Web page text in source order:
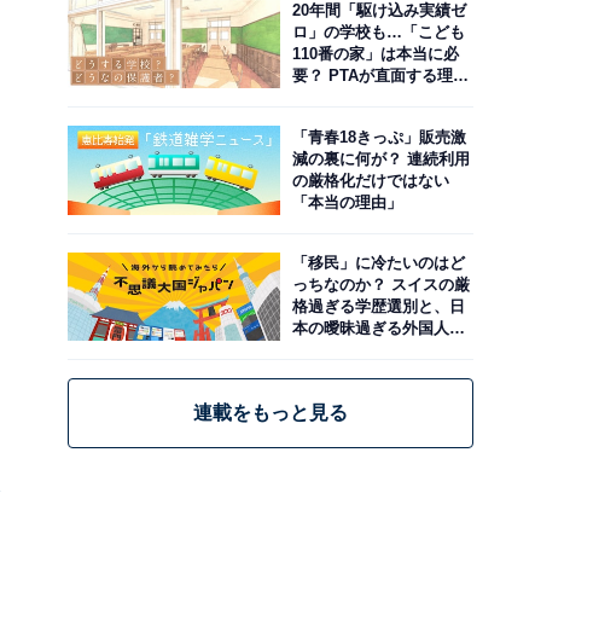
20年間「駆け込み実績ゼ
ロ」の学校も…「こども
110番の家」は本当に必
要？ PTAが直面する理想
「青春18きっぷ」販売激
減の裏に何が？ 連続利用
の厳格化だけではない
「本当の理由」
「移民」に冷たいのはど
っちなのか？ スイスの厳
格過ぎる学歴選別と、日
本の曖昧過ぎる外国人政
連載をもっと見る